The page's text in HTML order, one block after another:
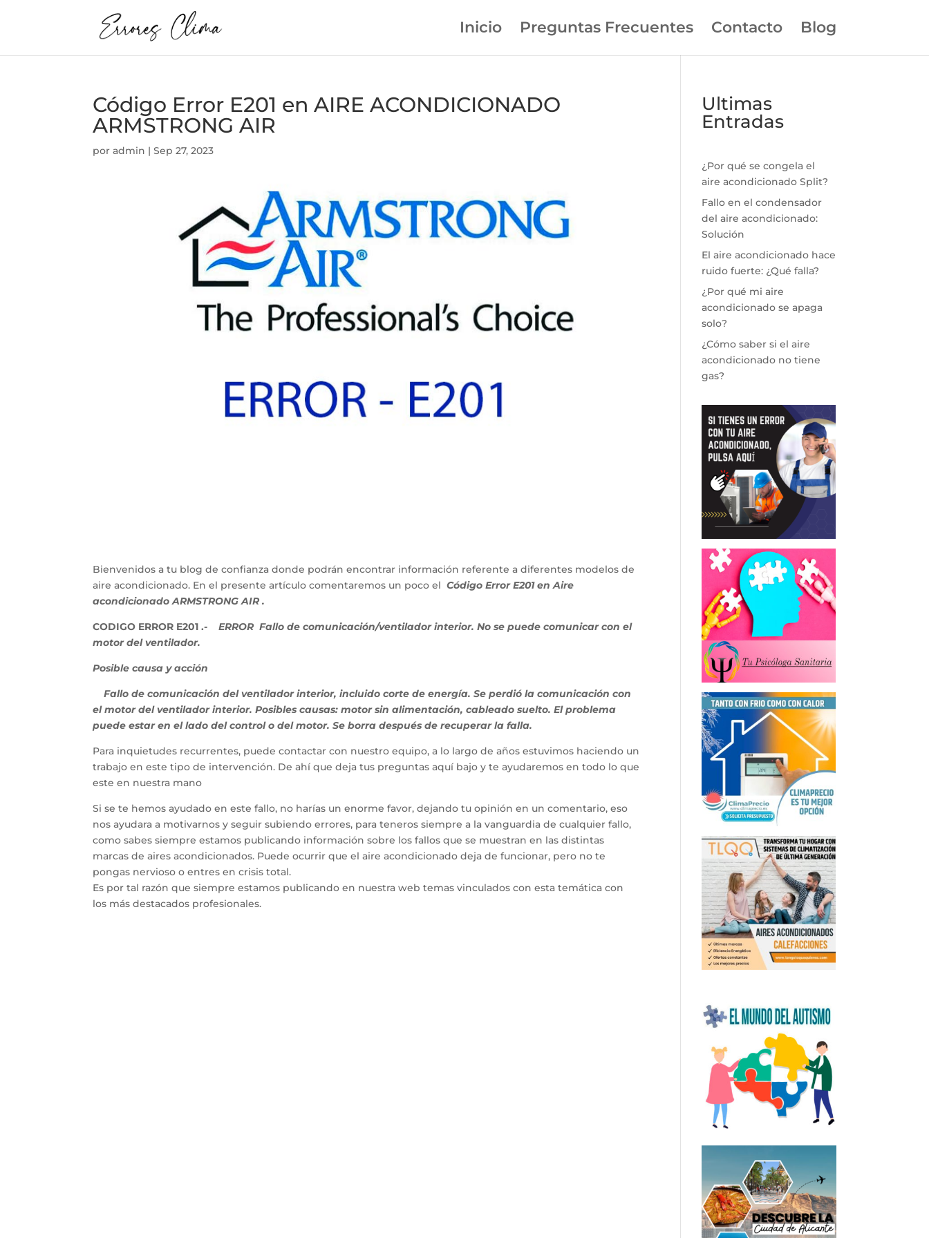
Inicio Preguntas Frecuentes Contacto Blog
Código Error E201 en AIRE ACONDICIONADO
ARMSTRONG AIR
poradmin |Sep 27, 2023
Bienvenidos a tu blog de confianza donde podrán encontrar información referente a diferentes modelos de
aire acondicionado. En el presente artículo comentaremos un poco elCódigo Error E201 en Aire
acondicionado ARMSTRONG AIR .
CODIGO ERROR E201 .-
ERROR Fallo de comunicación/ventilador interior. No se puede comunicar con el
motor del ventilador.
Posible causa y acción
Fallo de comunicación del ventilador interior, incluido corte de energía. Se perdió la comunicación con
el motor del ventilador interior. Posibles causas: motor sin alimentación, cableado suelto. El problema
puede estar en el lado del control o del motor. Se borra después de recuperar la falla.
Para inquietudes recurrentes, puede contactar con nuestro equipo, a lo largo de años estuvimos haciendo un
trabajo en este tipo de intervención. De ahí que deja tus preguntas aquí bajo y te ayudaremos en todo lo que
este en nuestra mano
Si se te hemos ayudado en este fallo, no harías un enorme favor, dejando tu opinión en un comentario, eso
nos ayudara a motivarnos y seguir subiendo errores, para teneros siempre a la vanguardia de cualquier fallo,
como sabes siempre estamos publicando información sobre los fallos que se muestran en las distintas
marcas de aires acondicionados. Puede ocurrir que el aire acondicionado deja de funcionar, pero no te
pongas nervioso o entres en crisis total.
Es por tal razón que siempre estamos publicando en nuestra web temas vinculados con esta temática con
los más destacados profesionales.
Ultimas
Entradas
¿Por qué se congela el
aire acondicionado Split?
Fallo en el condensador
del aire acondicionado:
Solución
El aire acondicionado hace
ruido fuerte: ¿Qué falla?
¿Por qué mi aire
acondicionado se apaga
solo?
¿Cómo saber si el aire
acondicionado no tiene
gas?